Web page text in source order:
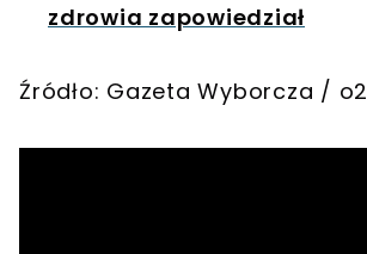
zdrowia zapowiedział
Źródło: Gazeta Wyborcza / o2